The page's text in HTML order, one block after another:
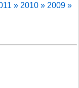
» 2010 » 2009 »